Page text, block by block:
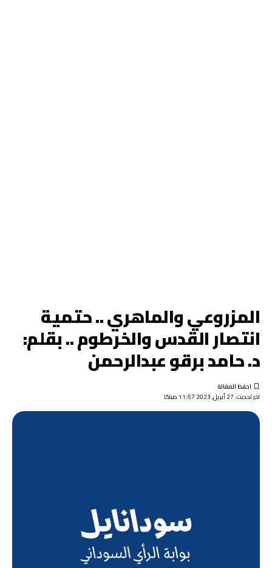
المزروعي والماهري .. حتمية
انتصار القدس والخرطوم .. بقلم:
د. حامد برقو عبدالرحمن
اخر تحديث: 27 أبريل, 2023 11:57 صباحًا